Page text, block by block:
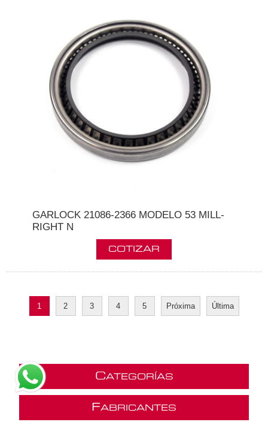
GARLOCK 21086-2366 MODELO 53 MILL-
RIGHT N
1 2 3 4 5 Próxima Última
CATEGORÍAS
FABRICANTES